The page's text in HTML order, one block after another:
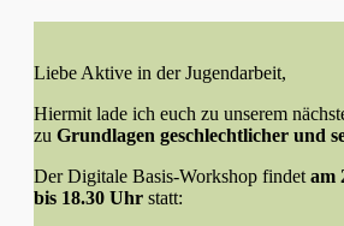
Liebe Aktive in der Jugendarbeit,
Hiermit lade ich euch zu unserem
zu Grundlagen geschlechtlicher und
Der Digitale Basis-Workshop findet am
bis 18.30 Uhr statt: